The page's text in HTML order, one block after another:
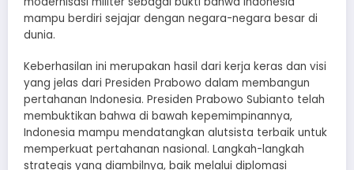
mampu berdiri sejajar dengan negara-negara besar di
dunia.
Keberhasilan ini merupakan hasil dari kerja keras dan visi
yang jelas dari Presiden Prabowo dalam membangun
pertahanan Indonesia. Presiden Prabowo Subianto telah
membuktikan bahwa di bawah kepemimpinannya,
Indonesia mampu mendatangkan alutsista terbaik untuk
memperkuat pertahanan nasional. Langkah-langkah
strategis yang diambilnya, baik melalui diplomasi